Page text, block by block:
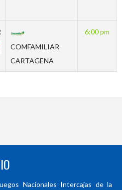
COMFAMILIAR
CARTAGENA
6:00 pm
Nacionales Intercajas de la